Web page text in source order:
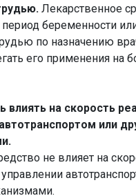
Лекарственное
беременности
по назначению
его применения на
влиять на скорость
или
не влияет на